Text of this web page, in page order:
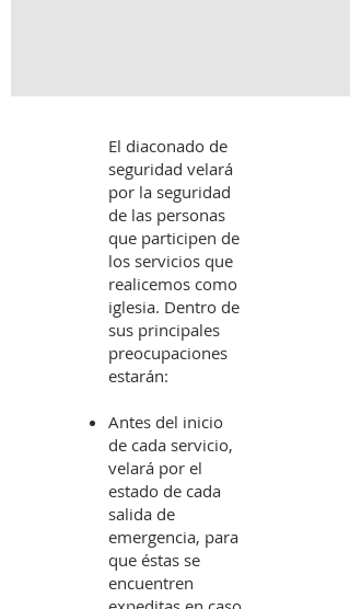
El diaconado de
seguridad velará
por la seguridad
de las personas
que participen de
los servicios que
realicemos como
iglesia. Dentro de
sus principales
preocupaciones
estarán:
Antes del inicio
de cada servicio,
velará por el
estado de cada
salida de
emergencia, para
que éstas se
encuentren